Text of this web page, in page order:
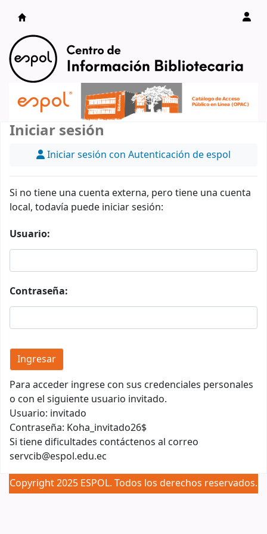
Catálogo en línea
Iniciar sesión
Iniciar sesión con Autenticación de espol
Si no tiene una cuenta externa, pero tiene una cuenta
local, todavía puede iniciar sesión:
Usuario:
Contraseña:
Para acceder ingrese con sus credenciales personales
o con el siguiente usuario invitado.
Usuario: invitado
Contraseña: Koha_invitado26$
Si tiene dificultades contáctenos al correo
servcib@espol.edu.ec
Copyright 2025 ESPOL. Todos los derechos reservados.